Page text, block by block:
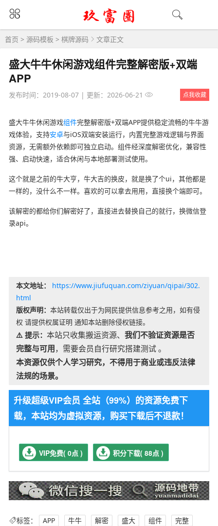
首页 > 源码模板 > 棋牌源码 文章正文
盛大牛牛休闲游戏组件完整解密版+双端
APP
发布时间：2019-08-07| 更新：2026-06-21 点我收藏
盛大牛牛休闲游戏组件完整解密版+双端APP提供稳定流畅的牛牛游
戏体验，支持安卓与iOS双端安装运行，内置完整游戏逻辑与界面
资源，无需额外依赖即可独立启动。组件经深度解密优化，兼容性
强、启动快速，适合休闲与本地部署测试使用。
这个就是之前的牛大亨，牛大吉的换皮，就是换了个ui，其他都是
一样的，没什么不一样。喜欢的可以拿去用用，直接换个端即可。
该解密的都给你们解密好了，直接进去替换自己的就行，换微信登
录api。
本文地址：
https://www.jiufuquan.com/ziyuan/qipai/302.
html
版权声明： 本站转载仅出于为网民提供信息参考之用，如有侵
权 请提供权属证明 通知本站删除侵权链接。
⚠️ 提示： 本站只收集搬运资源、 我们不验证资源是否
完整与可用，需要会员自行研究搭建测试 。
本资源仅供个人学习研究，不得用于商业或违反法律
法规的场景。
升级超级VIP会员 全站（99%）的资源免费下
载，本站均为虚拟资源，购买下载后不退款！
VIP免费( 0点 ) 积分下载( 88点 )
标签： APP 牛牛 解密 盛大 组件 完整